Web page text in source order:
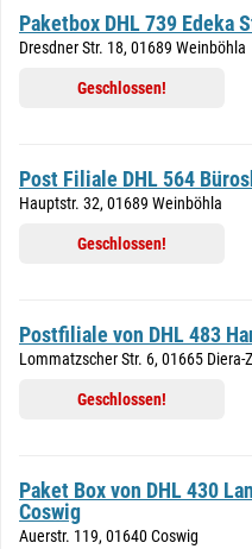
Paketbox DHL 739 Edeka
Dresdner Str. 18, 01689 Weinböhla
Geschlossen!
Post Filiale DHL 564
Hauptstr. 32, 01689 Weinböhla
Geschlossen!
Postfiliale von DHL 483
Lommatzscher Str. 6, 01665 Diera-
Geschlossen!
Paket Box von DHL 430
Coswig
Auerstr. 119, 01640 Coswig